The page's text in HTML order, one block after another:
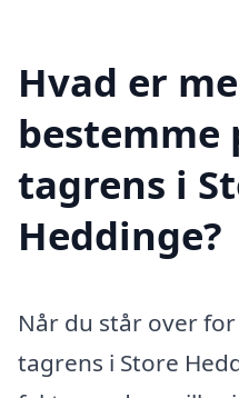
Hvad er
bestemme
tagrens i
Heddinge?
Når du står over
tagrens i Store